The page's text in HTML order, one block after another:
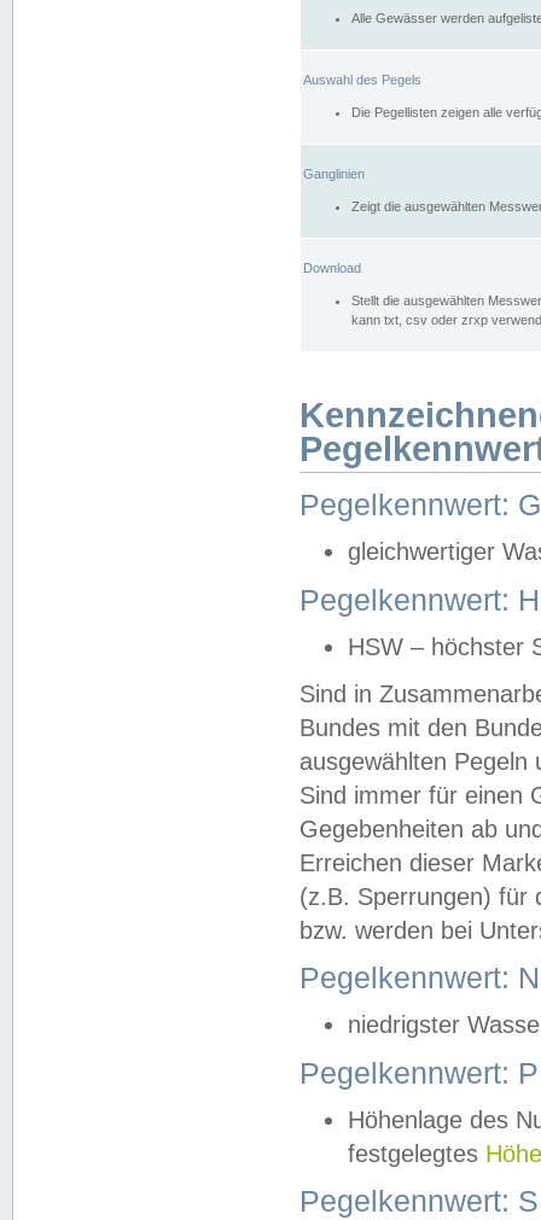
Alle Gewässer werden
Auswahl des Pegels
Die Pegellisten zeigen alle
Ganglinien
Zeigt die ausgewählten
Download
Stellt die ausgewählten
kann txt, csv oder zrxp
Pegelkennwert:
gleichwertiger
Pegelkennwert:
HSW – höchster
Sind in
Bundes mit den
ausgewählten
Sind immer für einen
Gegebenheiten ab
Erreichen dieser
(z.B. Sperrungen) für
bzw. werden bei
Pegelkennwert:
niedrigster
Pegelkennwert:
Höhenlage des
festgelegtes
Pegelkennwert: